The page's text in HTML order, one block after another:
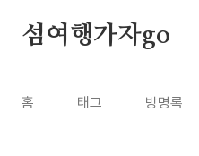
섬여행가자go
홈 태그 방명록